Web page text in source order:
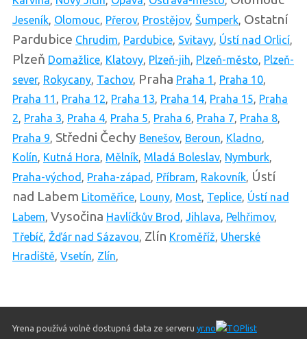
Jeseník, Olomouc, Přerov, Prostějov, Šumperk, Ostatní
Pardubice Chrudim, Pardubice, Svitavy, Ústí nad Orlicí,
Plzeň Domažlice, Klatovy, Plzeň-jih, Plzeň-město, Plzeň-
sever, Rokycany, Tachov, Praha Praha 1 , Praha 10,
Praha 11 , Praha 12, Praha 13, Praha 14, Praha 15, Praha
2, Praha 3, Praha 4, Praha 5, Praha 6, Praha 7, Praha 8,
Praha 9, Středni Čechy Benešov, Beroun, Kladno,
Kolín, Kutná Hora, Mělník, Mladá Boleslav, Nymburk,
Praha-východ , Praha-západ , Příbram, Rakovník, Ústí
nad Labem Litoměřice, Louny, Most, Teplice, Ústí nad
Labem, Vysočina Havlíčkův Brod , Jihlava, Pelhřimov,
Třebíč, Žďár nad Sázavou, Zlín Kroměříž, Uherské
Hradiště, Vsetín, Zlín,
Yrena používá volně dostupná data ze serveru yr.no